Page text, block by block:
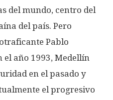
del mundo, centro del
del país. Pero
Pablo
año 1993, Medellín
en el pasado y
el progresivo